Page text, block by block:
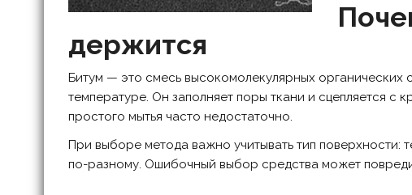
держится
Битум — это смесь высокомолекулярных органических
температуре. Он заполняет поры ткани и сцепляется с
простого мытья часто недостаточно.
При выборе метода важно учитывать тип поверхности:
по-разному. Ошибочный выбор средства может